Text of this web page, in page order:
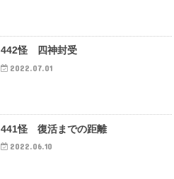
442怪 四神封受
2022.07.01
441怪 復活までの距離
2022.06.10